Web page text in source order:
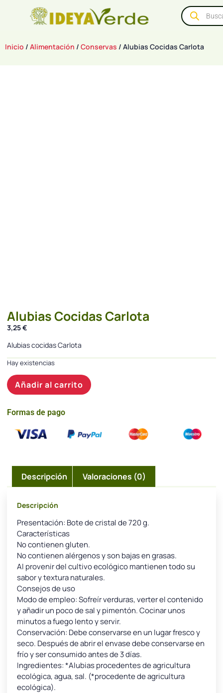
Inicio / Alimentación / Conservas / Alubias Cocidas Carlota
Alubias Cocidas Carlota
3,25€
Alubias cocidas Carlota
Hay existencias
Añadir al carrito
Formas de pago
Descripción Valoraciones (0)
Descripción
Presentación: Bote de cristal de 720 g.
Características
No contienen gluten.
No contienen alérgenos y son bajas en grasas.
Al provenir del cultivo ecológico mantienen todo su
sabor y textura naturales.
Consejos de uso
Modo de empleo: Sofreír verduras, verter el contenido
y añadir un poco de sal y pimentón. Cocinar unos
minutos a fuego lento y servir.
Conservación: Debe conservarse en un lugar fresco y
seco. Después de abrir el envase debe conservarse en
frío y ser consumido antes de 3 días.
Ingredientes: *Alubias procedentes de agricultura
ecológica, agua, sal. (*procedente de agricultura
ecológica).